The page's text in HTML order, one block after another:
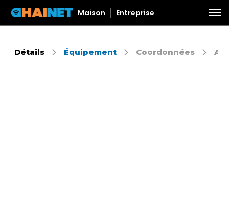
Maison Entreprise
Détails Équipement Coordonnées